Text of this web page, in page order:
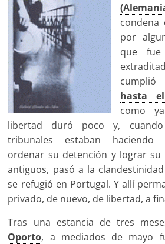
condena
por
que
cumplió
hasta
como
libertad duró poco y,
tribunales estaban haciendo
ordenar su detención y lograr
antiguos, pasó a la
se refugió en Portugal. Y allí
privado, de nuevo, de libertad, a
Tras una estancia de tres
Oporto, a mediados de mayo